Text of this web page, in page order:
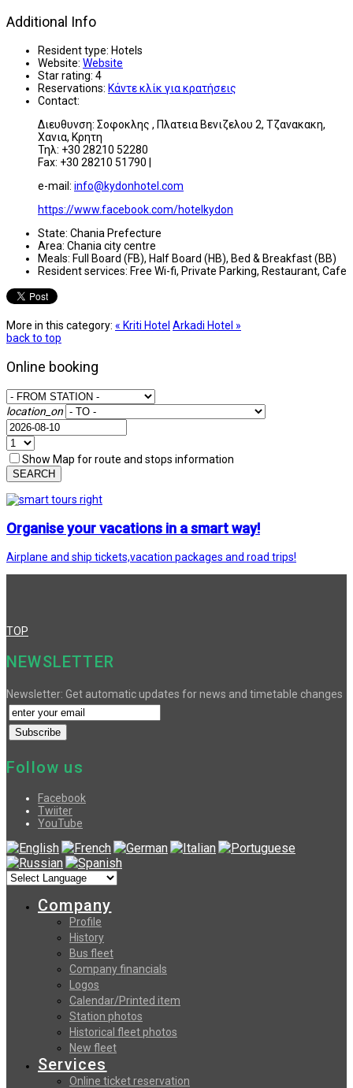
Additional Info
Resident type: Hotels
Website: Website
Star rating: 4
Reservations: Κάντε κλίκ για κρατήσεις
Contact:
Διευθυνση: Σοφοκλης , Πλατεια Βενιζελου 2, Τζανακακη,
Χανια, Κρητη
Τηλ: +30 28210 52280
Fax: +30 28210 51790 |
e-mail: info@kydonhotel.com
https://www.facebook.com/hotelkydon
State: Chania Prefecture
Area: Chania city centre
Meals: Full Board (FB), Half Board (HB), Bed & Breakfast (BB)
Resident services: Free Wi-fi, Private Parking, Restaurant, Cafe
More in this category: « Kriti Hotel Arkadi Hotel »
back to top
Online booking
location_on
Show Map for route and stops information
SEARCH
Organise your vacations in a smart way!
Airplane and ship tickets,vacation packages and road trips!
TOP
NEWSLETTER
Newsletter: Get automatic updates for news and timetable changes
Follow us
Facebook
Twiiter
YouTube
Company
Profile
History
Bus fleet
Company financials
Logos
Calendar/Printed item
Station photos
Historical fleet photos
New fleet
Services
Online ticket reservation